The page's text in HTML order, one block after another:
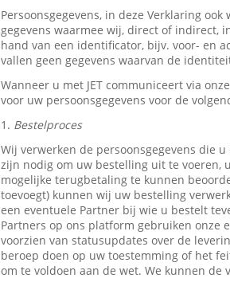
Persoonsgegevens, in deze Verklaring
gegevens waarmee wij, direct of indirect,
hand van een identificator, bijv. voor- en
vallen geen gegevens waarvan de
Wanneer u met JET communiceert via
voor uw persoonsgegevens voor de
1. Bestelproces
Wij verwerken de persoonsgegevens die
zijn nodig om uw bestelling uit te voeren,
mogelijke terugbetaling te kunnen
toevoegt) kunnen wij uw bestelling
een eventuele Partner bij wie u bestelt
Partners op ons platform gebruiken onze
voorzien van statusupdates over de
beroep doen op uw toestemming of het
om te voldoen aan de wet. We kunnen de